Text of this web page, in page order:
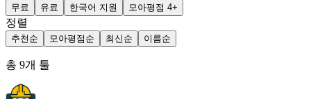
무료 유료 한국어 지원 모아평점 4+
정렬
추천순 모아평점순 최신순 이름순
총 9개 툴